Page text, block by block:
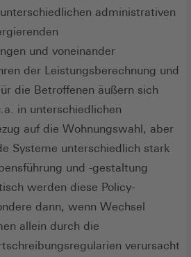
administrativen
und voneinander
der Leistungsberechnung und
die Betroffenen äußern sich
in unterschiedlichen
auf die Wohnungswahl, aber
Systeme unterschiedlich stark
und -gestaltung
werden diese Policy-
dann, wenn Wechsel
allein durch die
verursacht